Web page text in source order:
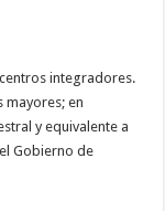
integradores.
mayores; en
y equivalente a
Gobierno de